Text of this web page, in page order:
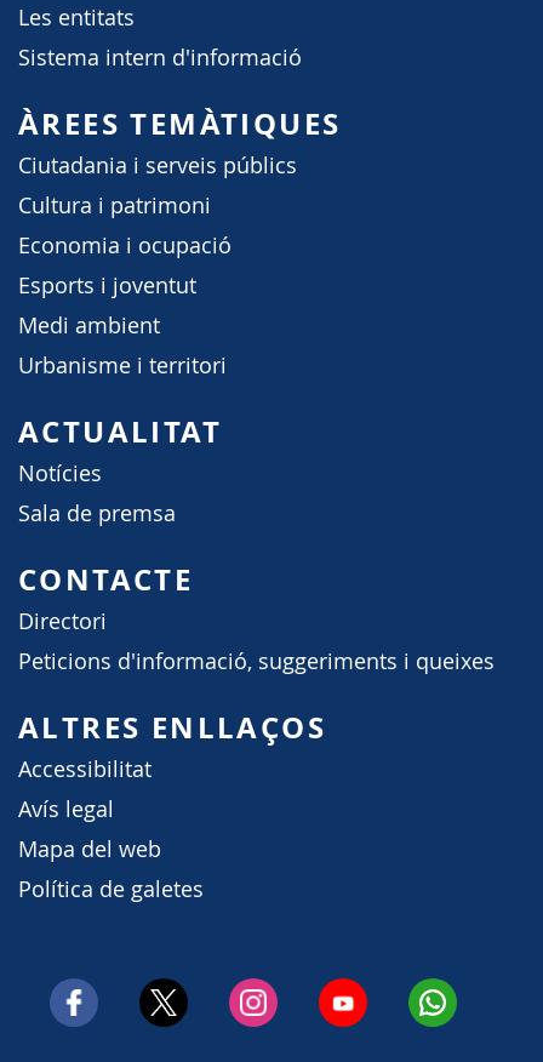
Les entitats
Sistema intern d'informació
ÀREES TEMÀTIQUES
Ciutadania i serveis públics
Cultura i patrimoni
Economia i ocupació
Esports i joventut
Medi ambient
Urbanisme i territori
ACTUALITAT
Notícies
Sala de premsa
CONTACTE
Directori
Peticions d'informació, suggeriments i queixes
ALTRES ENLLAÇOS
Accessibilitat
Avís legal
Mapa del web
Política de galetes